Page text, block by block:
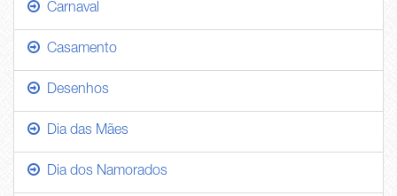
Carnaval
Casamento
Desenhos
Dia das Mães
Dia dos Namorados